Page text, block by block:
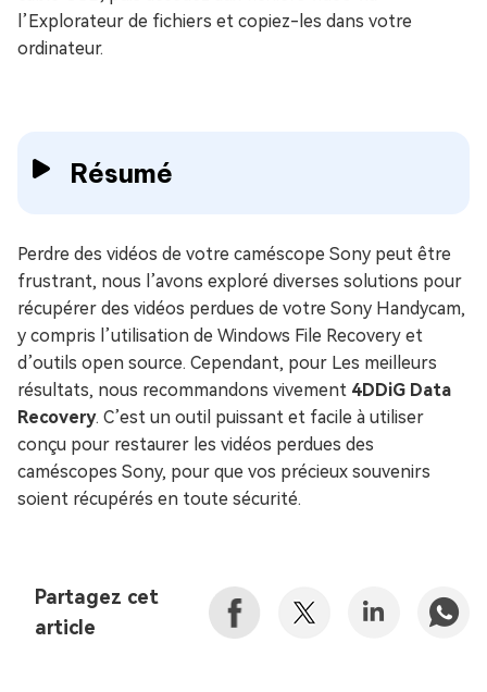
l’Explorateur de fichiers et copiez-les dans votre
ordinateur.
Résumé
Perdre des vidéos de votre caméscope Sony peut être
frustrant, nous l’avons exploré diverses solutions pour
récupérer des vidéos perdues de votre Sony Handycam,
y compris l’utilisation de Windows File Recovery et
d’outils open source. Cependant, pour Les meilleurs
résultats, nous recommandons vivement 4DDiG Data
Recovery. C’est un outil puissant et facile à utiliser
conçu pour restaurer les vidéos perdues des
caméscopes Sony, pour que vos précieux souvenirs
soient récupérés en toute sécurité.
Partagez cet
article